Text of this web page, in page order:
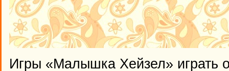
Игры «Малышка Хейзел» играть